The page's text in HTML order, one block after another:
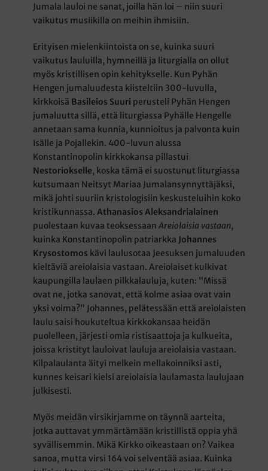
Jumala lauloi ne sanat, joilla hän loi – niin suuri
vaikutus musiikilla on meihin ihmisiin.
Erityisen mielenkiintoista on se, kuinka suuri
vaikutus lauluilla, hymneillä ja liturgialla on ollut
myös kristillisen opin kehitykselle. Kun Pyhän
Hengen jumaluudesta kiisteltiin 300-luvulla,
kirkkoisä Basileios Suuri perusteli Pyhän Hengen
jumaluutta sillä, että liturgiassa Pyhälle Hengelle
annetaan sama kunnia, kunnioitus ja palvonta kuin
Isälle ja Pojallekin. 400-luvun alussa
Konstantinopolin kirkkokansa pillastui
Nestoriokselle, koska tämä ei suostunut liturgiassa
kutsumaan Neitsyt Mariaa Jumalansynnyttäjäksi,
mikä johti suuriin kristologisiin keskusteluihin koko
kristikunnassa.Athanasios Aleksandrialainen
puolestaan kuvaa teoksessaanAreiolaisia vastaan,
kuinka Konstantinopolin patriarkka Johannes
Krysostomos kävi laulusotaa Jeesuksen jumaluuden
kieltäviä areiolaisia vastaan. Areiolaiset kulkivat
kaupungilla laulaen pilkkalauluja, kuten: “Missä
ovat ne, jotka sanovat, että kolme asiaa ovat vain
yksi voima?” Johannes, pelätessään että areiolaisten
laulu saisi houkuteltua kirkkokansaa heidän
puolelleen, järjesti omia ristisaattoja ja kulkueita,
joissa kristityt lauloivat lauluja areiolaisia vastaan.
Kilpalaulanta äityi melkein mellakoinniksi asti,
kunnes keisari kielsi areiolaisia laulamasta laulujaan
julkisesti.
Myös meidän virsikirjamme on täynnä aarteita,
jotka auttavat ymmärtämään kristillistä oppia yhä
syvällisemmin. Mikä Kirkko oikeastaan on? Vaikea
sanoa, mutta virsi 164 voi selventää asiaa. Kuinka